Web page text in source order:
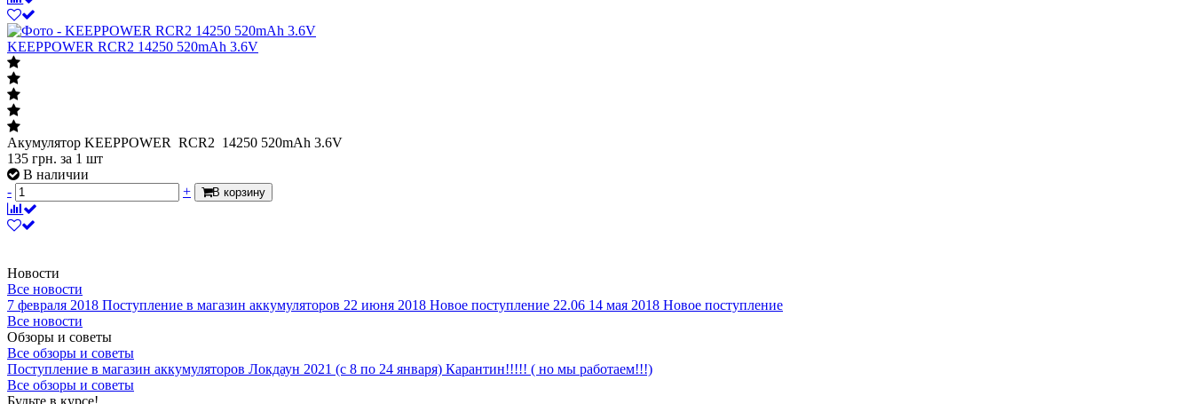
KEEPPOWER RCR2 14250 520mAh 3.6V
Акумулятор KEEPPOWER RCR2 14250 520mAh 3.6V
135 грн. за 1 шт
В наличии
-
+ В корзину
Новости
Все новости
7 февраля 2018 Поступление в магазин аккумуляторов 22 июня 2018 Новое поступление 22.06 14 мая 2018 Новое поступление
Все новости
Обзоры и советы
Все обзоры и советы
Поступление в магазин аккумуляторов Локдаун 2021 (с 8 по 24 января) Карантин!!!!! ( но мы работаем!!!)
Все обзоры и советы
Будьте в курсе!